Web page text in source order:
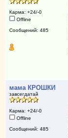
Карма: +24/-0
Offline
Сообщений: 485
мама КРОШКИ
завсегдатай
Карма: +24/-0
Offline
Сообщений: 485